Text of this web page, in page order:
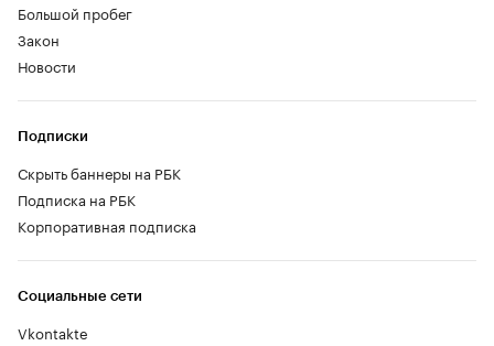
Большой пробег
Закон
Новости
Социальные сети
Vkontakte
Подписки
Скрыть баннеры на РБК
Подписка на РБК
Корпоративная подписка